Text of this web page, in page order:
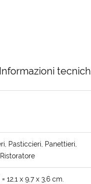
Informazioni
Pasticcieri, Panettieri,
12,1 x 9,7 x 3,6 cm.